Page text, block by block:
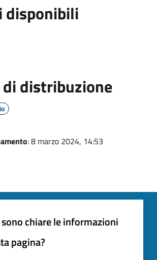
disponibili
di distribuzione
: 8 marzo 2024, 14:53
chiare le informazioni
pagina?